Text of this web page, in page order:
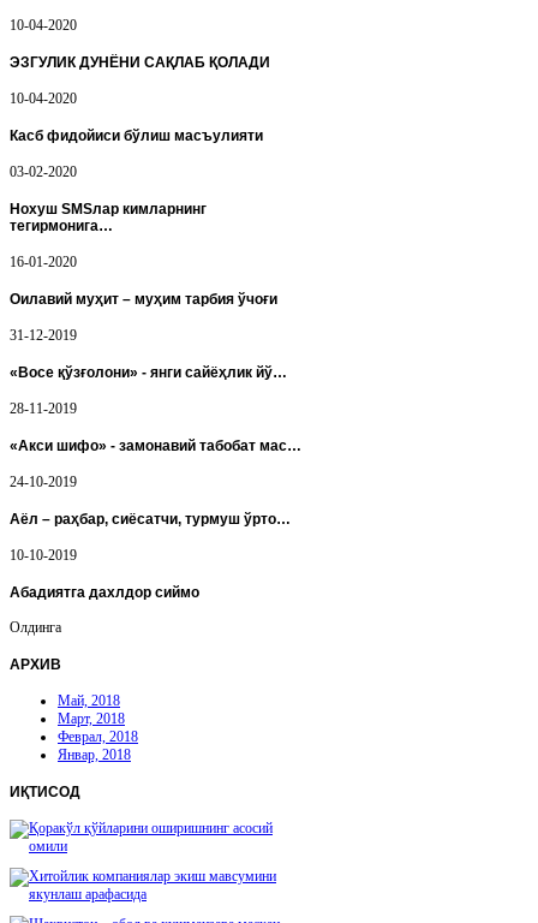
10-04-2020
ЭЗГУЛИК ДУНЁНИ САҚЛАБ ҚОЛАДИ
10-04-2020
Касб фидойиси бўлиш масъулияти
03-02-2020
Нохуш SMSлар кимларнинг
тегирмонига…
16-01-2020
Оилавий муҳит – муҳим тарбия ўчоғи
31-12-2019
«Восе қўзғолони» - янги сайёҳлик йў…
28-11-2019
«Акси шифо» - замонавий табобат мас…
24-10-2019
Аёл – раҳбар, сиёсатчи, турмуш ўрто…
10-10-2019
Абадиятга дахлдор сиймо
Олдинга
АРХИВ
Май, 2018
Март, 2018
Феврал, 2018
Январ, 2018
ИҚТИСОД